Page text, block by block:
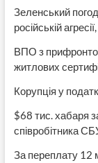
Зеленський
російській
ВПО з
житлових
Корупція у
$68 тис. хабаря
співробітника
За переплату 12